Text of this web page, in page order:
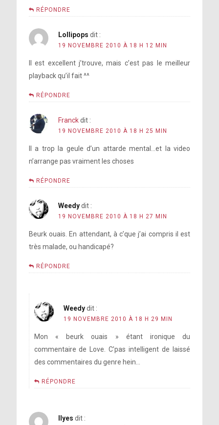
RÉPONDRE
Lollipops dit :
19 NOVEMBRE 2010 À 18 H 12 MIN
Il est excellent j’trouve, mais c’est pas le meilleur
playback qu’il fait ^^
RÉPONDRE
Franck dit :
19 NOVEMBRE 2010 À 18 H 25 MIN
Il a trop la geule d’un attarde mental…et la video
n’arrange pas vraiment les choses
RÉPONDRE
Weedy dit :
19 NOVEMBRE 2010 À 18 H 27 MIN
Beurk ouais. En attendant, à c’que j’ai compris il est
très malade, ou handicapé?
RÉPONDRE
Weedy dit :
19 NOVEMBRE 2010 À 18 H 29 MIN
Mon « beurk ouais » étant ironique du
commentaire de Love. C’pas intelligent de laissé
des commentaires du genre hein…
RÉPONDRE
Ilyes dit :